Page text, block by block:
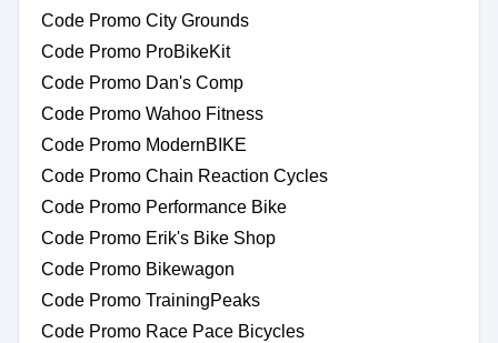
Code Promo City Grounds
Code Promo ProBikeKit
Code Promo Dan's Comp
Code Promo Wahoo Fitness
Code Promo ModernBIKE
Code Promo Chain Reaction Cycles
Code Promo Performance Bike
Code Promo Erik's Bike Shop
Code Promo Bikewagon
Code Promo TrainingPeaks
Code Promo Race Pace Bicycles